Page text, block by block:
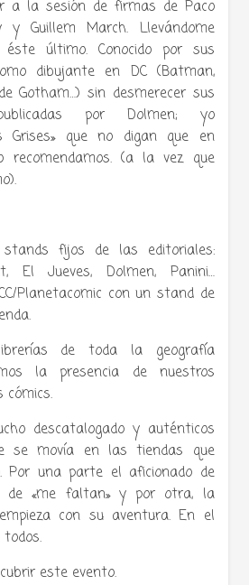
a la sesión de firmas de Paco
y Guillem March. Llevándome
último. Conocido por sus
dibujante en DC (Batman,
Gotham…) sin desmerecer sus
por Dolmen; yo
Grises» que no digan que en
recomendamos. (a la vez que
stands fijos de las editoriales:
El Jueves, Dolmen, Panini…
Planetacomic con un stand de
de toda la geografía
la presencia de nuestros
cómics.
descatalogado y auténticos
se movía en las tiendas que
Por una parte el aficionado de
«me faltan» y por otra, la
con su aventura. En el
este evento.